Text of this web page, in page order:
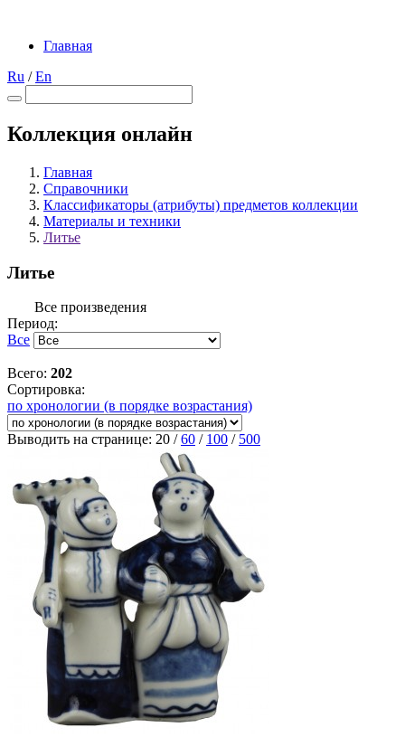
Главная
Ru /En
Коллекция онлайн
Главная
Справочники
Классификаторы (атрибуты) предметов коллекции
Материалы и техники
Литье
Литье
Все произведения
Период:
Все
Всего: 202
Сортировка:
по хронологии (в порядке возрастания)
Выводить на странице: 20 /60 / 100 / 500